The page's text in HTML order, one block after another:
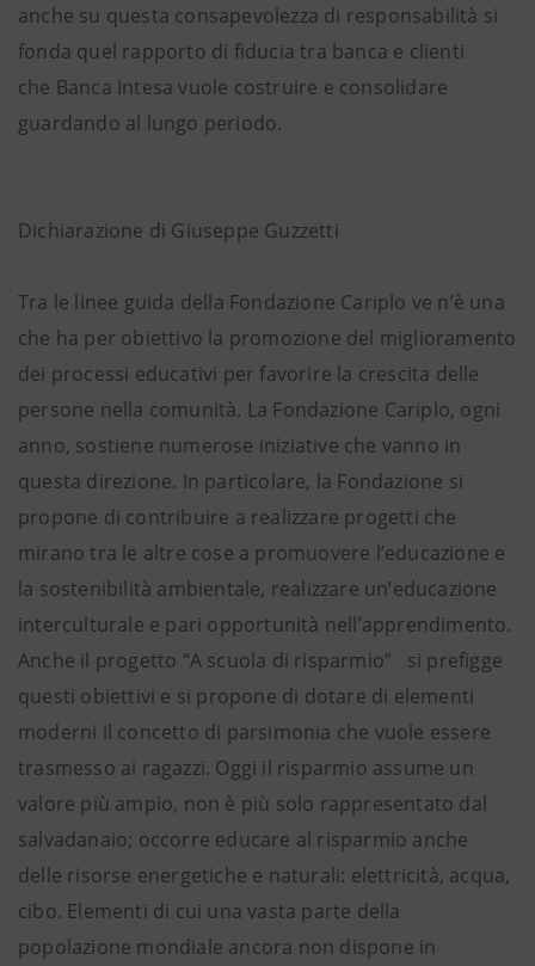
anche su questa consapevolezza di responsabilità si
fonda quel rapporto di fiducia tra banca e clienti
che Banca Intesa vuole costruire e consolidare
guardando al lungo periodo.
Dichiarazione di Giuseppe Guzzetti
Tra le linee guida della Fondazione Cariplo ve n’è una
che ha per obiettivo la promozione del miglioramento
dei processi educativi per favorire la crescita delle
persone nella comunità. La Fondazione Cariplo, ogni
anno, sostiene numerose iniziative che vanno in
questa direzione. In particolare, la Fondazione si
propone di contribuire a realizzare progetti che
mirano tra le altre cose a promuovere l’educazione e
la sostenibilità ambientale, realizzare un’educazione
interculturale e pari opportunità nell’apprendimento.
Anche il progetto “A scuola di risparmio” si prefigge
questi obiettivi e si propone di dotare di elementi
moderni il concetto di parsimonia che vuole essere
trasmesso ai ragazzi. Oggi il risparmio assume un
valore più ampio, non è più solo rappresentato dal
salvadanaio; occorre educare al risparmio anche
delle risorse energetiche e naturali: elettricità, acqua,
cibo. Elementi di cui una vasta parte della
popolazione mondiale ancora non dispone in